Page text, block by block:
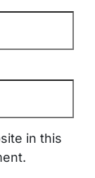
in this